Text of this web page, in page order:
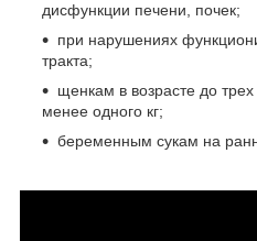
дисфункции печени, почек;
при нарушениях
тракта;
щенкам в возрасте до
менее одного кг;
беременным сукам на